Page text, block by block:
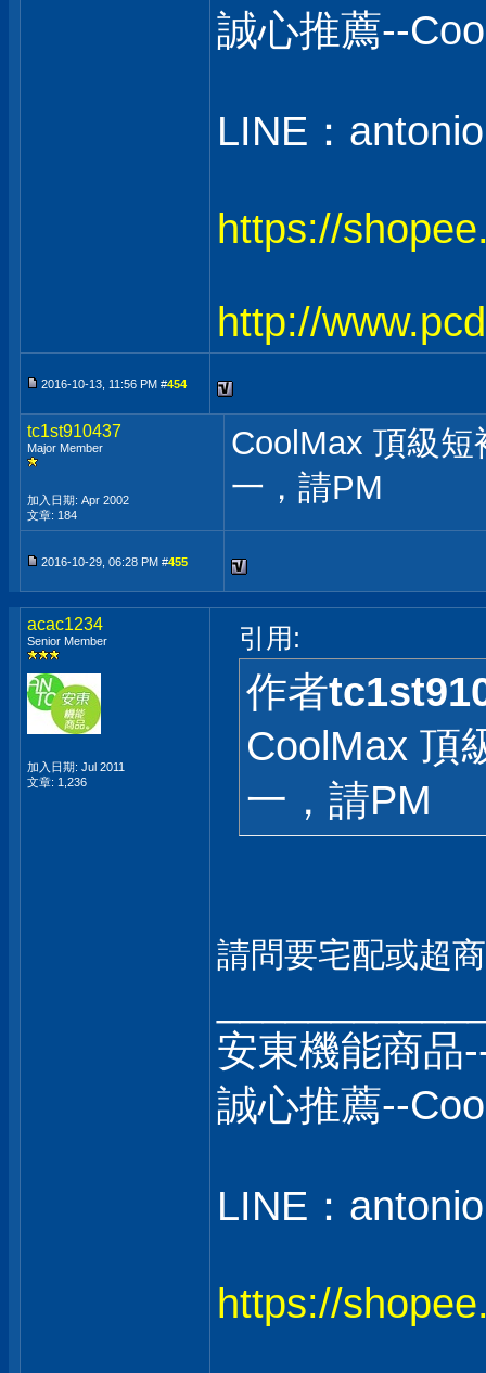
誠心推薦--
LINE：
https://
http://
2016-10-13, 11:56 PM #454
tc1st910437
Major Member
加入日期: Apr 2002
文章: 184
CoolMax 頂級
一，請PM
2016-10-29, 06:28 PM #455
acac1234
Senior Member
加入日期: Jul 2011
文章: 1,236
引用:
作者
CoolMax 頂
一，請PM
請問要宅配或超
安東機能商品
誠心推薦--
LINE：
https://